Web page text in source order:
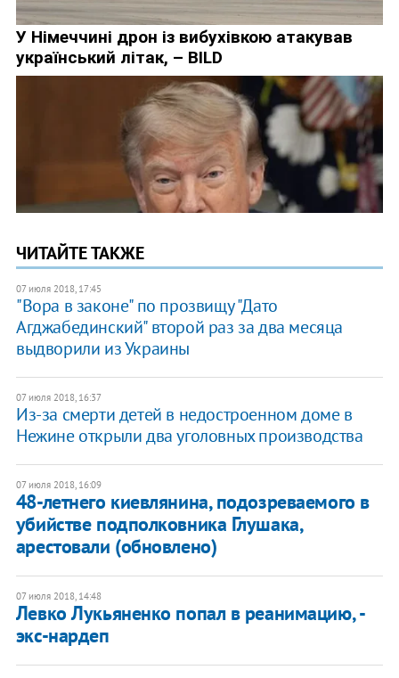
ЧИТАЙТЕ ТАКЖЕ
07 июля 2018, 17:45
"Вора в законе" по прозвищу "Дато
Агджабединский" второй раз за два месяца
выдворили из Украины
07 июля 2018, 16:37
Из-за смерти детей в недостроенном доме в
Нежине открыли два уголовных производства
07 июля 2018, 16:09
48-летнего киевлянина, подозреваемого в
убийстве подполковника Глушака,
арестовали (обновлено)
07 июля 2018, 14:48
Левко Лукьяненко попал в реанимацию, -
экс-нардеп